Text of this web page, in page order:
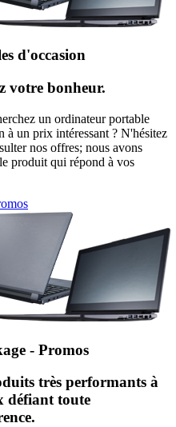
d'occasion
votre bonheur.
un ordinateur portable
à un prix intéressant ? N'hésitez
nos offres; nous avons
produit qui répond à vos
- Promos
très performants à
défiant toute